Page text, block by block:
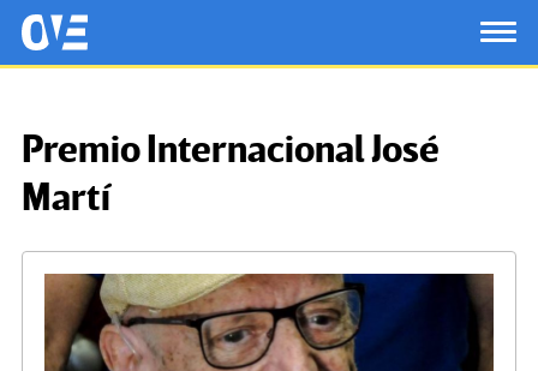
Saltar al contenido principal
OtrasVocesenEducacion.org
Premio Internacional José
Martí